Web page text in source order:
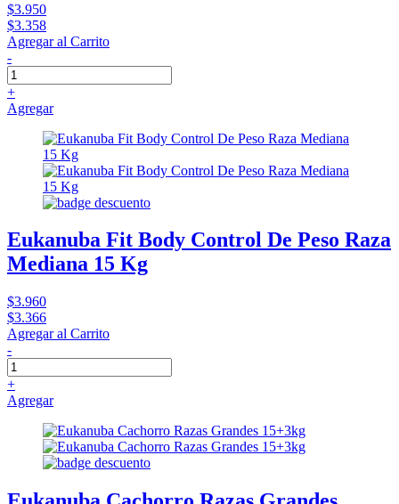
$3.950
$3.358
Agregar al Carrito
-
+
Agregar
Eukanuba Fit Body Control De Peso Raza
Mediana 15 Kg
$3.960
$3.366
Agregar al Carrito
-
+
Agregar